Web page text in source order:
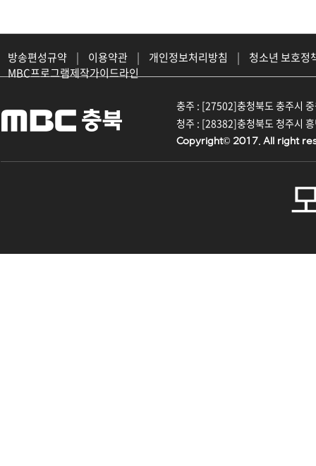
방송편성규약 | 이용약관 | 개인정보처리방침 |
청소년 보호정
MBC프로그램제작가이드라인
충주 : [27502]충청북도 충주시
청주 : [28382]충청북도 청주시
Copyright© 2017. All right